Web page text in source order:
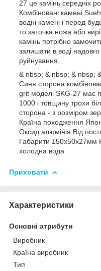
27 це камінь середніх
Комбіновані камені
водні камені і перед
то заточка ножа або
камінь потрібно
залишати в воді
руйнування.
& nbsp; & nbsp; & nbsp;
Синя сторона
grit моделі SKG-27 має
1000 і товщину трохи
сторона - з розміром
Країна походження
Оксид алюмінія Від
Габарити 150х50х27мм
холодна вода
Приховати
Характеристики
Основні атрибути
Виробник
Країна виробник
Тип